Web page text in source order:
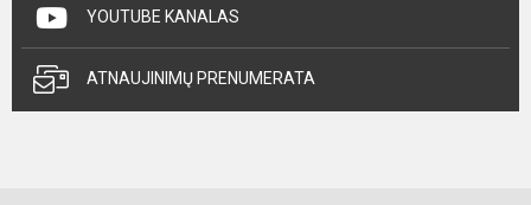
YOUTUBE KANALAS
ATNAUJINIMŲ PRENUMERATA